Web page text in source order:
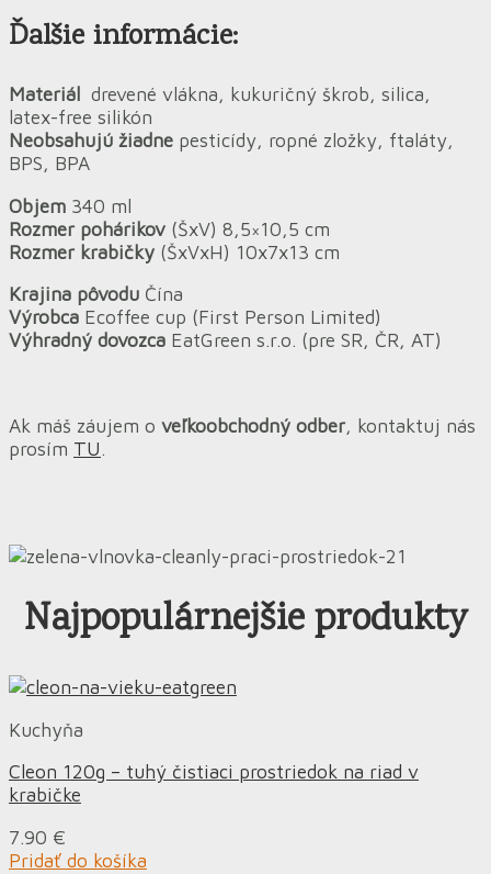
Ďalšie informácie:
Materiál drevené vlákna, kukuričný škrob, silica,
latex-free silikón
Neobsahujú žiadne pesticídy, ropné zložky, ftaláty,
BPS, BPA
Objem 340 ml
Rozmer pohárikov (ŠxV) 8,5×10,5 cm
Rozmer krabičky (ŠxVxH) 10x7x13 cm
Krajina pôvodu Čína
Výrobca Ecoffee cup (First Person Limited)
Výhradný dovozca EatGreen s.r.o. (pre SR, ČR, AT)
Ak máš záujem o veľkoobchodný odber, kontaktuj nás
prosím TU.
Najpopulárnejšie produkty
Kuchyňa
Cleon 120g – tuhý čistiaci prostriedok na riad v
krabičke
7.90 €
Pridať do košíka